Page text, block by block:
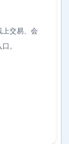
上交易、会
。